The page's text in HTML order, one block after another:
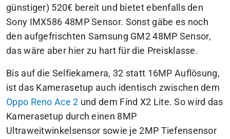
günstiger) 520€ bereit und bietet ebenfalls den
Sony IMX586 48MP Sensor. Sonst gäbe es noch
den aufgefrischten Samsung GM2 48MP Sensor,
das wäre aber hier zu hart für die Preisklasse.
Bis auf die Selfiekamera, 32 statt 16MP Auflösung,
ist das Kamerasetup auch identisch zwischen dem
Oppo Reno Ace 2 und dem Find X2 Lite. So wird das
Kamerasetup durch einen 8MP
Ultraweitwinkelsensor sowie je 2MP Tiefensensor